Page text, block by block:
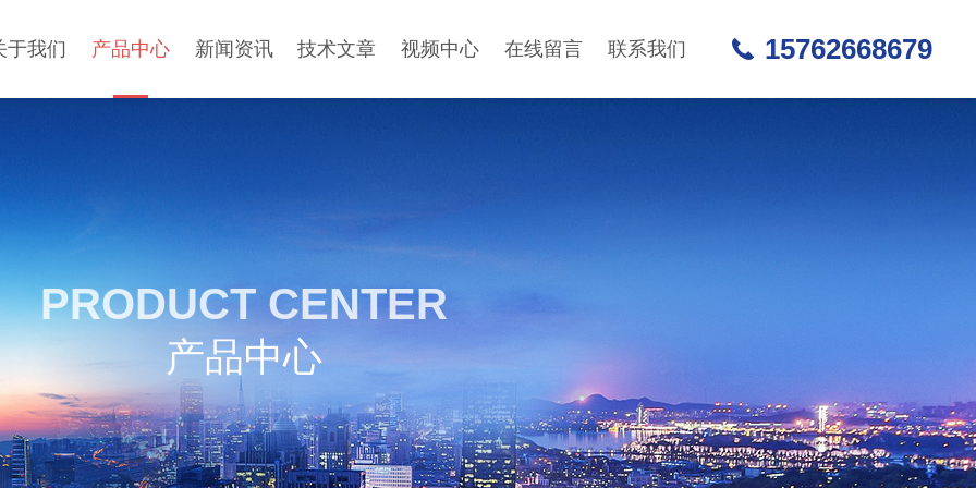
于我们 产品中心 新闻资讯 技术文章 视频中心 在线留言 联系我们 15762668679
PRODUCT CENTER
产品中心